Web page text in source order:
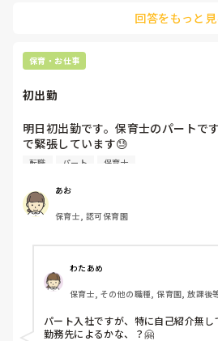
るので)この子はサブスク、この子は
回答をもっと見
保育・お仕事
初出勤
明日初出勤です。保育士のパートで
で緊張しています😓
子どもの前で自己紹介とかあったり
転職 パート 保育士
あお
保育士, 認可保育園
わたあめ
保育士, その他の職種, 保育園, 放課後
パート入社ですが、特に自己紹介無し
勤務先によるかな、？🤗